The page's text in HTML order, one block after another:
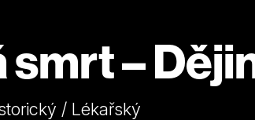
smrt –
/ Lékařský